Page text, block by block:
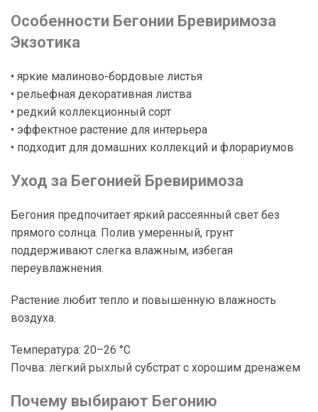
Особенности Бегонии Бревиримоза
Экзотика
• яркие малиново-бордовые листья
• рельефная декоративная листва
• редкий коллекционный сорт
• эффектное растение для интерьера
• подходит для домашних коллекций и флорариумов
Уход за Бегонией Бревиримоза
Бегония предпочитает яркий рассеянный свет без
прямого солнца. Полив умеренный, грунт
поддерживают слегка влажным, избегая
переувлажнения.
Растение любит тепло и повышенную влажность
воздуха.
Температура: 20–26 °C
Почва: лёгкий рыхлый субстрат с хорошим дренажем
Почему выбирают Бегонию